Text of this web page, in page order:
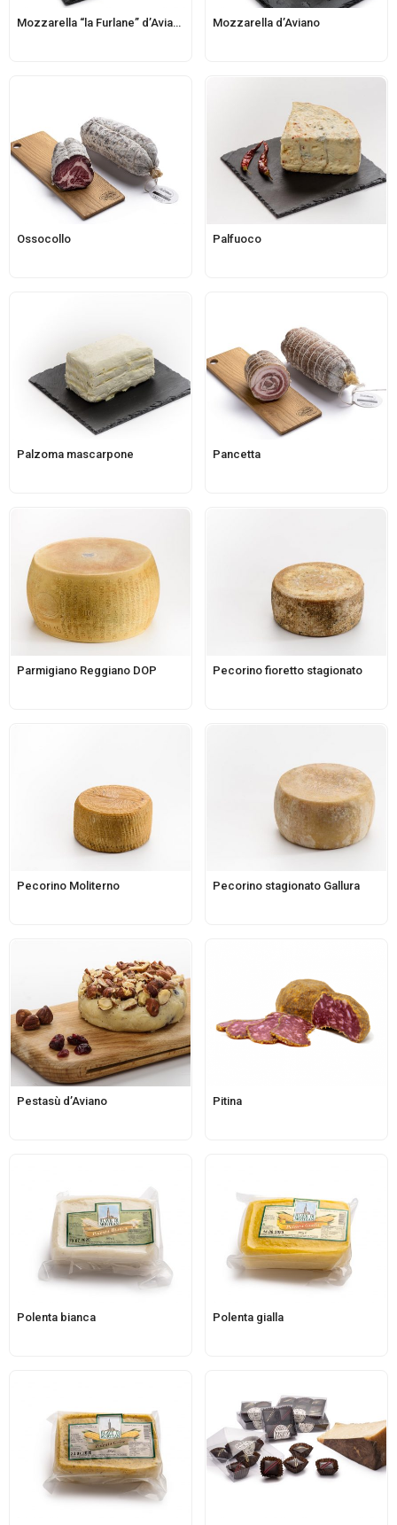
Mozzarella “la Furlane” d’Aviano di latte di bufala Mozzarella d’Aviano
Ossocollo Palfuoco
Palzoma mascarpone Pancetta
Parmigiano Reggiano DOP Pecorino fioretto stagionato
Pecorino Moliterno Pecorino stagionato Gallura
Pestasù d’Aviano Pitina
Polenta bianca Polenta gialla